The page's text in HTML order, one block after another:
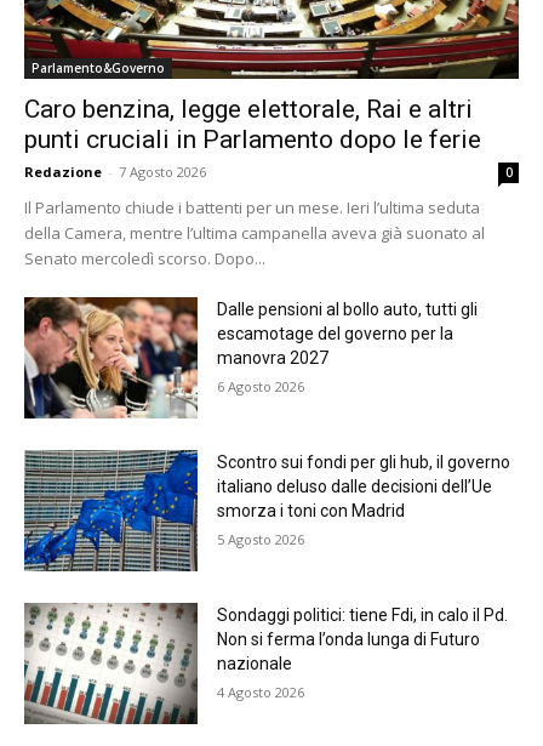
Parlamento&Governo
Caro benzina, legge elettorale, Rai e altri
punti cruciali in Parlamento dopo le ferie
Redazione - 7 Agosto 2026 0
Il Parlamento chiude i battenti per un mese. Ieri l’ultima seduta
della Camera, mentre l’ultima campanella aveva già suonato al
Senato mercoledì scorso. Dopo...
Dalle pensioni al bollo auto, tutti gli
escamotage del governo per la
manovra 2027
6 Agosto 2026
Scontro sui fondi per gli hub, il governo
italiano deluso dalle decisioni dell’Ue
smorza i toni con Madrid
5 Agosto 2026
Sondaggi politici: tiene Fdi, in calo il Pd.
Non si ferma l’onda lunga di Futuro
nazionale
4 Agosto 2026